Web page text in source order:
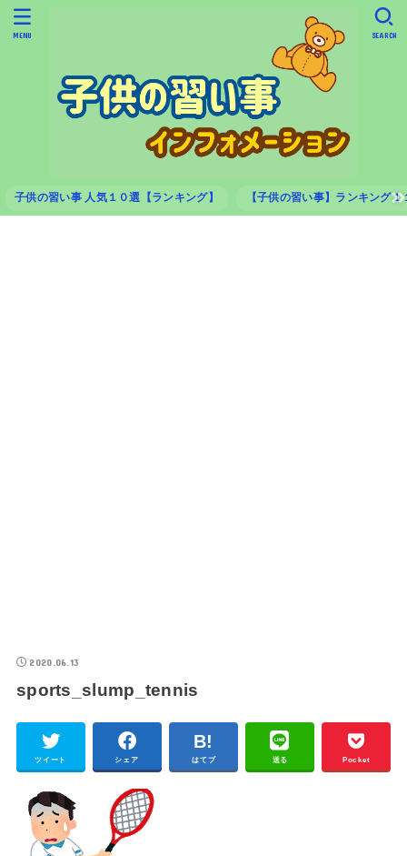
子供の習い事 人気１０選【ランキング】 【子供の習い事】ランキング
SEARCH
MENU
2020.06.13
sports_slump_tennis
ツイート シェア はてブ 送る Pocket